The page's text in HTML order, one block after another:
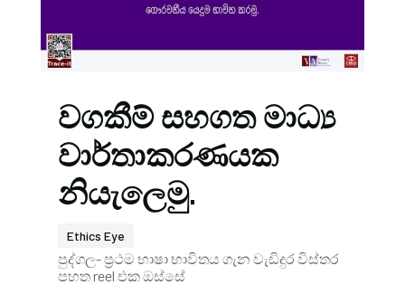
වගකීම් සහගත මාධ්‍ය
වාර්තාකරණයක
නියැලෙමු.
Ethics Eye
පුද්ගල- ප්‍රථම භාෂා භාවිතය ගැන වැඩිදුර විස්තර
පහත reel එක ඔස්සේ